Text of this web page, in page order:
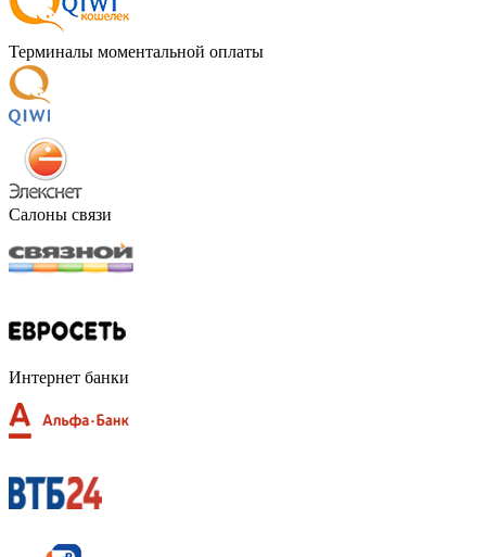
Терминалы моментальной оплаты
Салоны связи
Интернет банки